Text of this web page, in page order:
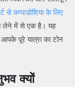
से कप्पाडोशिया के लिए
लेने में से एक है। यह
पूरे यात्रा का टोन
क्यों